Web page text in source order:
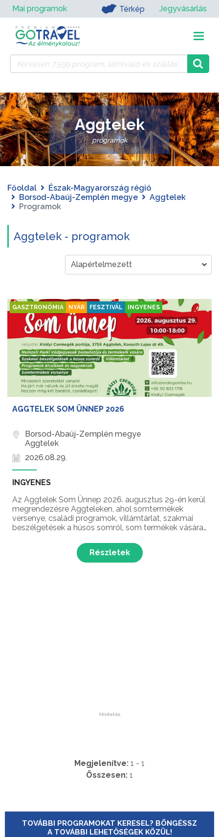
Mai programok Térkép Jegyvásárlás
Aggtelek
programok
Főoldal
Észak-Magyarország régió
Borsod-Abaúj-Zemplén megye
Aggtelek
Programok
Aggtelek - programok
GASZTRONÓMIA NYÁR FESZTIVÁL INGYENES
AGGTELEK SOM ÜNNEP 2026
Borsod-Abaúj-Zemplén megye
Aggtelek
2026.08.29.
INGYENES
Az Aggtelek Som Ünnep 2026. augusztus 29-én kerül
megrendezésre Aggteleken, ahol somtermékek
versenye, családi programok, villámtárlat, szakmai
beszélgetések a húsos somról, som termékek vására
népszerű nyári rendezvényén!
Részletek
Hirdetés
Megjelenítve: 1 - 1
Összesen: 1
TOVÁBBI PROGRAMOKAT KERESEL? BÖNGÉSSZ
A TOVÁBBI LEHETŐSÉGEK KÖZÜL!